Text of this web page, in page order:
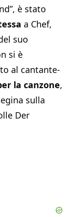
è stato
a Chef,
suo
si è
al cantante-
la canzone,
sulla
Der